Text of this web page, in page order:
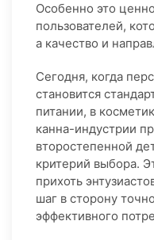
Особенно это
пользователей,
а качество и
Сегодня, когда
становится
питании, в
канна-индустрии
второстепенной
критерий выбора.
прихоть
шаг в сторону
эффективного